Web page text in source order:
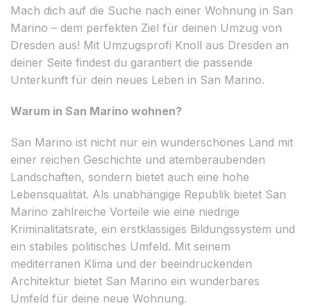
Mach dich auf die Suche nach einer Wohnung in San
Marino – dem perfekten Ziel für deinen Umzug von
Dresden aus! Mit Umzugsprofi Knoll aus Dresden an
deiner Seite findest du garantiert die passende
Unterkunft für dein neues Leben in San Marino.
Warum in San Marino wohnen?
San Marino ist nicht nur ein wunderschönes Land mit
einer reichen Geschichte und atemberaubenden
Landschaften, sondern bietet auch eine hohe
Lebensqualität. Als unabhängige Republik bietet San
Marino zahlreiche Vorteile wie eine niedrige
Kriminalitätsrate, ein erstklassiges Bildungssystem und
ein stabiles politisches Umfeld. Mit seinem
mediterranen Klima und der beeindruckenden
Architektur bietet San Marino ein wunderbares
Umfeld für deine neue Wohnung.